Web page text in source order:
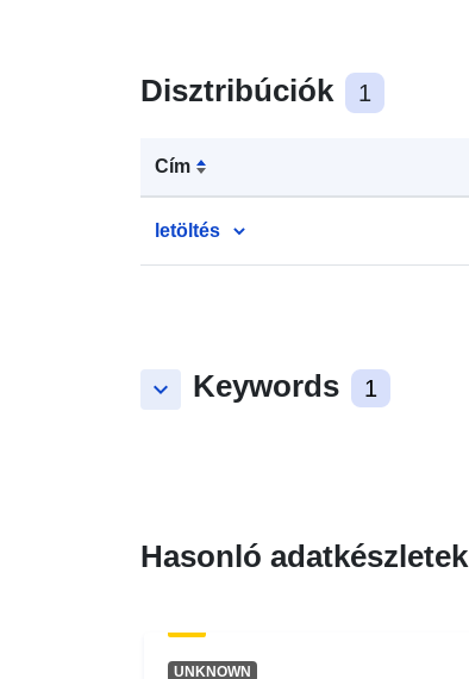
Disztribúciók 1
Cím
letöltés
keyboard_arrow_down Keywords 1
Hasonló adatkészletek
UNKNOWN